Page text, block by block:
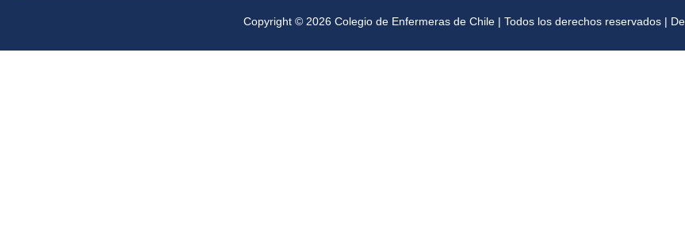
Copyright © 2026 Colegio de Enfermeras de Chile | Todos los derechos reservados |